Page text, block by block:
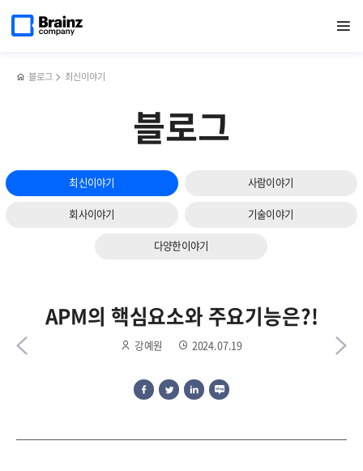
열기
페이지로
블로그 최신이야기
블로그
최신이야기 사람이야기
회사이야기 기술이야기
다양한이야기
모니터링의
중요성과
APM의 핵심요소와 주요기능은?!
강예원 2024.07.19
(Observability)
다음
슬라이드